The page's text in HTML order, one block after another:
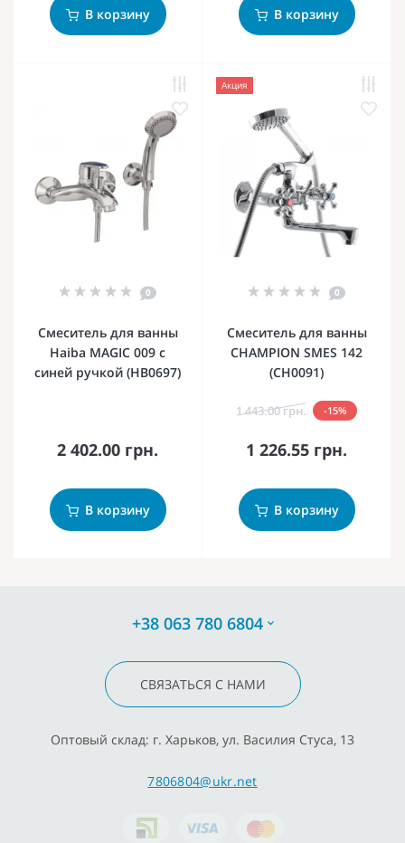
В корзину В корзину
0
Смеситель для ванны
Haiba MAGIC 009 с
синей ручкой (HB0697)
2 402.00 грн.
В корзину
Акция
0
Смеситель для ванны
CHAMPION SMES 142
(CH0091)
1 443.00 грн. -15%
1 226.55 грн.
В корзину
+38 063 780 6804
СВЯЗАТЬСЯ С НАМИ
Оптовый склад: г. Харьков, ул. Василия Стуса, 13
7806804@ukr.net